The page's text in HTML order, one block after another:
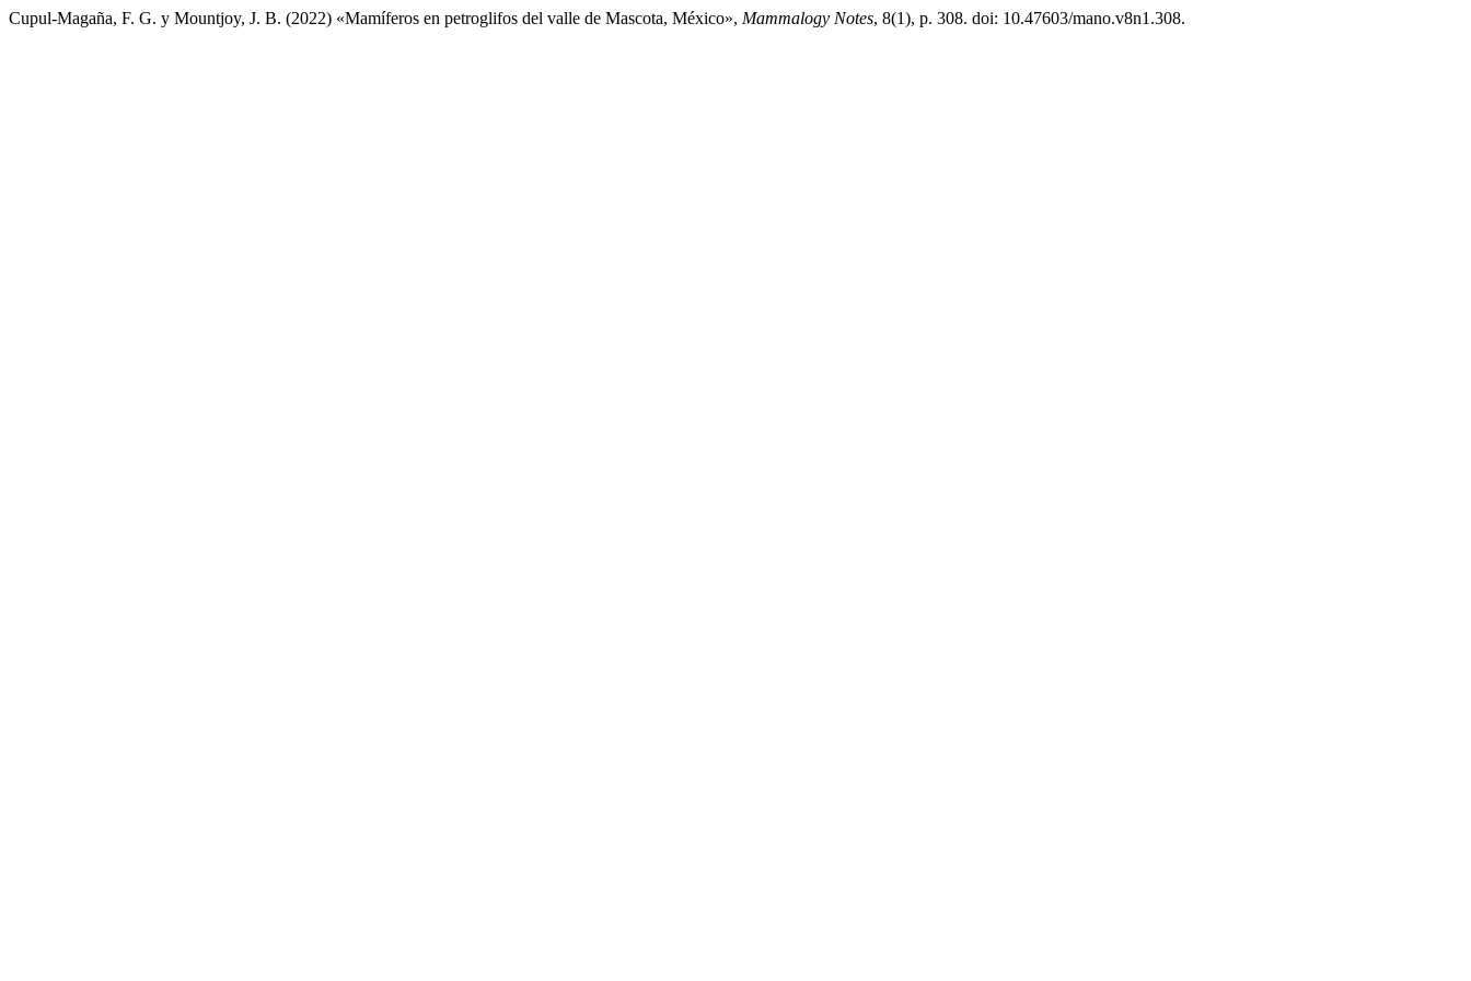
Cupul-Magaña, F. G. y Mountjoy, J. B. (2022) «Mamíferos en petroglifos del valle de Mascota, México», Mammalogy Notes, 8(1), p. 308. doi: 10.47603/mano.v8n1.308.